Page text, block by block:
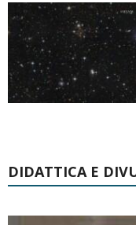
DIDATTICA E